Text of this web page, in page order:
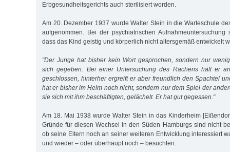
Erbgesundheitsgerichts auch sterilisiert worden.
Am 20. Dezember 1937 wurde Walter Stein in die Warteschule
aufgenommen. Bei der psychiatrischen Aufnahmeuntersuchung
dass das Kind geistig und körperlich nicht altersgemäß entwickelt
"Der Junge hat bisher kein Wort gesprochen, sondern nur
sich gegeben. Bei einer Untersuchung des Rachens hält er
geschlossen, hinterher ergreift er aber freundlich den Spachtel
hat er bisher im Heim noch nicht, sondern nur dem Spiel der
sie sich mit ihm beschäftigten, gelächelt. Er hat gut gegessen."
Am 18. Mai 1938 wurde Walter Stein in das Kinderheim
Gründe für diesen Wechsel in den Süden Hamburgs sind nicht
ob seine Eltern noch an seiner weiteren Entwicklung interessiert
und wieder – oder überhaupt noch – besuchten.